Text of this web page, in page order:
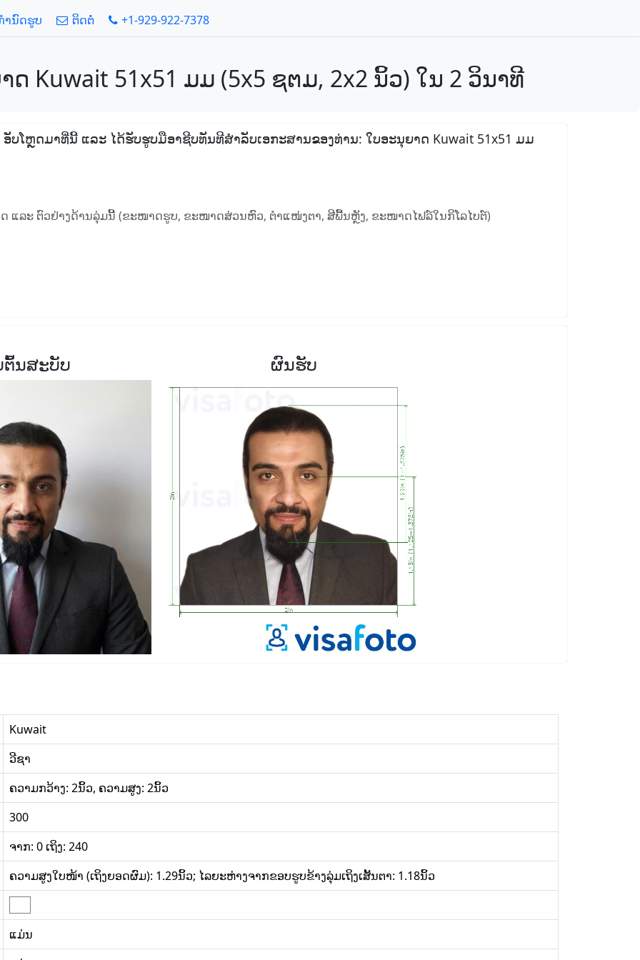
ານົດຮູບ ຕິດຕໍ່ +1-929-922-7378
Kuwait 51x51 ມມ (5x5 ຊຕມ, 2x2 ນິ້ວ) ໃນ 2 ວິນາທີ
ໂຫຼດມາທີ່ນີ້ ແລະ ໄດ້ຮັບຮູບມືອາຊີບທັນທີສໍາລັບເອກະສານຂອງທ່ານ: ໃບອະນຸຍາດ Kuwait 51x51 ມມ
ແລະ ຕົວຢ່າງດ້ານລຸ່ມນີ້ (ຂະໜາດຮູບ, ຂະໜາດສ່ວນຫົວ, ຕໍາແໜ່ງຕາ, ສີພື້ນຫຼັງ, ຂະໜາດໄຟລ໌ໃນກິໂລໄບຕ໌)
ນສະບັບ ຜົນຮັບ
Kuwait
ວີຊາ
ຄວາມກວ້າງ: 2ນິ້ວ, ຄວາມສູງ: 2ນິ້ວ
300
ຈາກ: 0 ເຖິງ: 240
ຄວາມສູງໃບໜ້າ (ເຖິງຍອດຜົມ): 1.29ນິ້ວ; ໄລຍະຫ່າງຈາກຂອບຮູບຂ້າງລຸ່ມເຖິງເສັ້ນຕາ: 1.18ນິ້ວ
ແມ່ນ